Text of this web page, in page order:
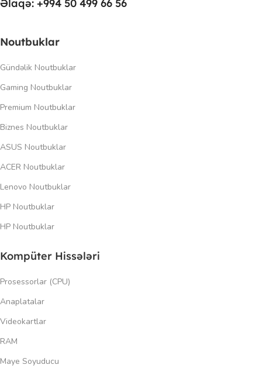
Əlaqə: +994 50 499 66 56
Noutbuklar
Gündəlik Noutbuklar
Gaming Noutbuklar
Premium Noutbuklar
Biznes Noutbuklar
ASUS Noutbuklar
ACER Noutbuklar
Lenovo Noutbuklar
HP Noutbuklar
HP Noutbuklar
Kompüter Hissələri
Prosessorlar (CPU)
Anaplatalar
Videokartlar
RAM
Maye Soyuducu